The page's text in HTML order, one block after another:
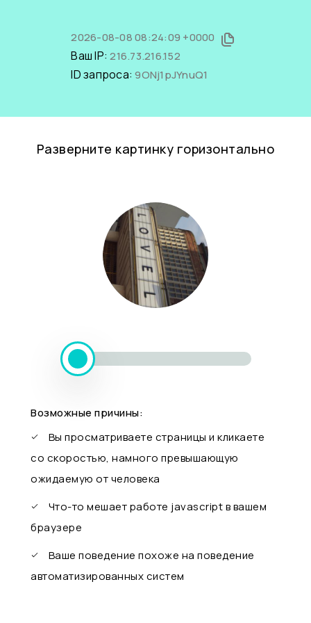
2026-08-08 08:24:09 +0000
Ваш IP:216.73.216.152
ID запроса:9ONj1pJYnuQ1
Разверните картинку горизонтально
Возможные причины:
Вы просматриваете страницы и кликаете
со скоростью, намного превышающую
ожидаемую от человека
Что-то мешает работе javascript в вашем
браузере
Ваше поведение похоже на поведение
автоматизированных систем